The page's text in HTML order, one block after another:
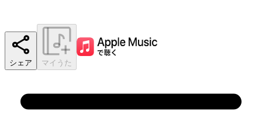
シェア マイうた